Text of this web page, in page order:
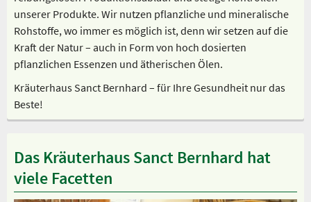
unserer Produkte. Wir nutzen pflanzliche und mineralische
Rohstoffe, wo immer es möglich ist, denn wir setzen auf die
Kraft der Natur – auch in Form von hoch dosierten
pflanzlichen Essenzen und ätherischen Ölen.
Kräuterhaus Sanct Bernhard – für Ihre Gesundheit nur das
Beste!
Das Kräuterhaus Sanct Bernhard hat
viele Facetten